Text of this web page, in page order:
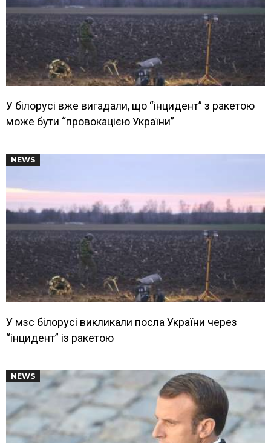
У білорусі вже вигадали, що “інцидент” з ракетою
може бути “провокацією України”
NEWS
У мзс білорусі викликали посла України через
“інцидент” із ракетою
NEWS